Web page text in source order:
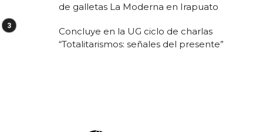
de galletas La Moderna en Irapuato
Concluye en la UG ciclo de charlas
“Totalitarismos: señales del presente”